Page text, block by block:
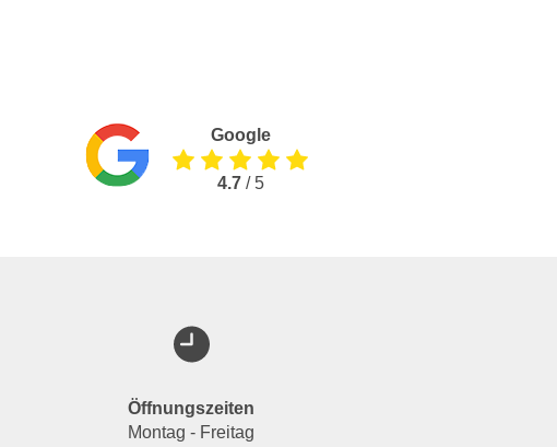
Google
4.7/ 5
Öffnungszeiten
Montag - Freitag